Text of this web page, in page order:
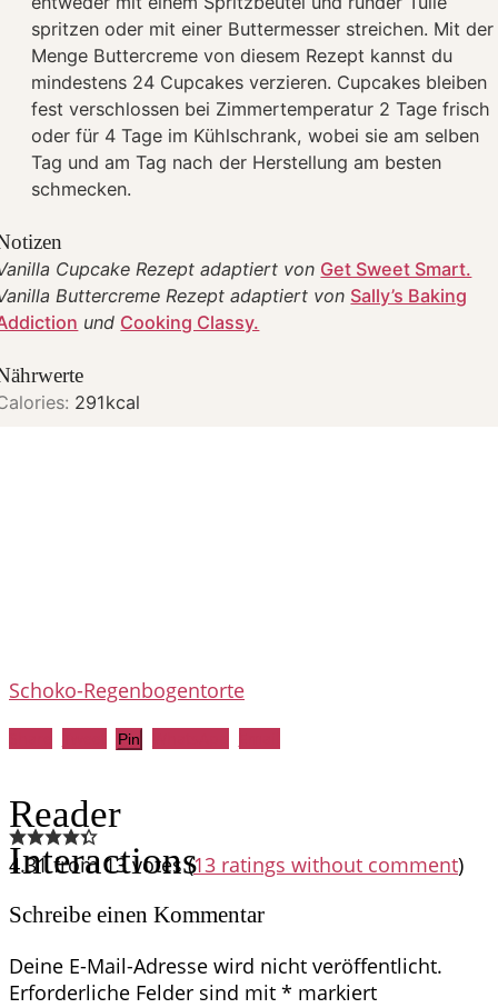
spritzen oder mit einer Buttermesser streichen. Mit der
Menge Buttercreme von diesem Rezept kannst du
mindestens 24 Cupcakes verzieren. Cupcakes bleiben
fest verschlossen bei Zimmertemperatur 2 Tage frisch
oder für 4 Tage im Kühlschrank, wobei sie am selben
Tag und am Tag nach der Herstellung am besten
schmecken.
Cupcake Rezept adaptiert von Get Sweet Smart.
Buttercreme Rezept adaptiert von Sally’s Baking
und Cooking Classy.
291kcal
Schoko-Regenbogentorte
Pin
Reader
Interactions
4.31 from 13 votes (13 ratings without comment)
Schreibe einen Kommentar
Deine E-Mail-Adresse wird nicht veröffentlicht.
Erforderliche Felder sind mit * markiert